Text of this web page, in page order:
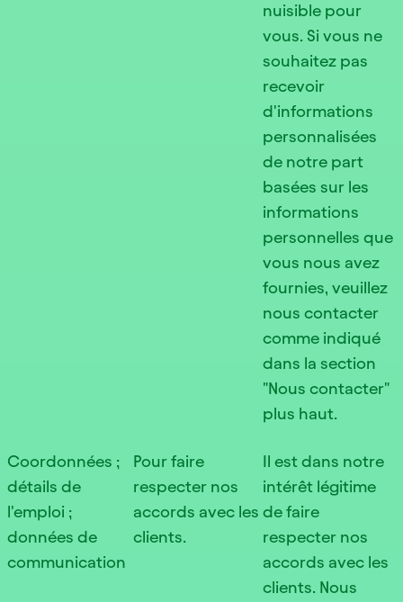
nuisible pour
vous. Si vous ne
souhaitez pas
recevoir
d'informations
personnalisées
de notre part
basées sur les
informations
personnelles que
vous nous avez
fournies, veuillez
nous contacter
comme indiqué
dans la section
"Nous contacter"
plus haut.
Coordonnées ;
détails de
l'emploi ;
données de
communication
Pour faire
respecter nos
accords avec les
clients.
Il est dans notre
intérêt légitime
de faire
respecter nos
accords avec les
clients. Nous